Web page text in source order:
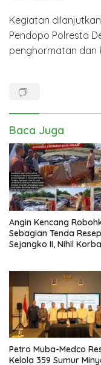
Kegiatan
Pendopo Polresta
penghormatan dan
Baca Juga
Angin Kencang
Sebagian Tenda
Sejangko II, Nihil
Petro Muba-Medco
Kelola 359 Sumur